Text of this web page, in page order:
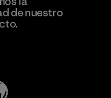
de nuestro